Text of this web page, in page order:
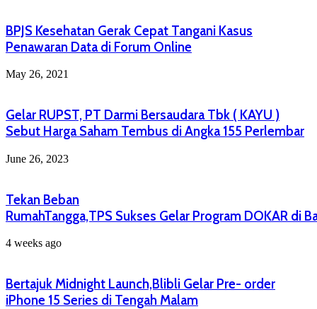
BPJS Kesehatan Gerak Cepat Tangani Kasus
Penawaran Data di Forum Online
May 26, 2021
Gelar RUPST, PT Darmi Bersaudara Tbk ( KAYU )
Sebut Harga Saham Tembus di Angka 155 Perlembar
June 26, 2023
Tekan Beban
RumahTangga,TPS Sukses Gelar Program DOKAR di
4 weeks ago
Bertajuk Midnight Launch,Blibli Gelar Pre- order
iPhone 15 Series di Tengah Malam